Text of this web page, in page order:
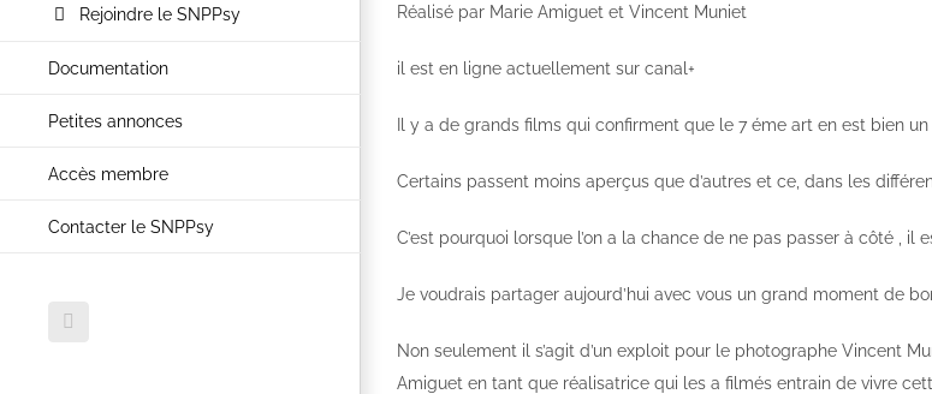
Rejoindre le SNPPsy
Documentation
Petites annonces
Accès membre
Contacter le SNPPsy
Facebook
Réalisé par Marie Amiguet et Vincent Muniet
il est en ligne actuellement sur canal+
Il y a de grands films qui confirment que le 7 éme art en est bien un
Certains passent moins aperçus que d’autres et ce, dans les
C’est pourquoi lorsque l’on a la chance de ne pas passer à côté , il
Je voudrais partager aujourd’hui avec vous un grand moment de
Non seulement il s’agit d’un exploit pour le photographe Vincent
Amiguet en tant que réalisatrice qui les a filmés entrain de vivre